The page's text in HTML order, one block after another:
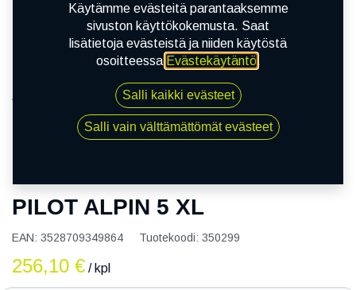
235/45R17 97V MICHELIN PILOT ALPIN 5 XL
PILOT ALPIN 5 XL
EAN: 3528709349864 Tuotekoodi: 350299
256,10 € / kpl
Käytämme evästeitä parantaaksemme
sivuston käyttökokemusta. Saat
lisätietoja evästeistä ja niiden käytöstä
osoitteessa Evästekäytäntö.
Salli kaikki evästeet
Salli vain välttämättömät evästeet